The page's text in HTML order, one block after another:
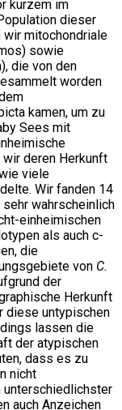
kurzem im
dieser
wir mitochondriale
sowie
die von den
worden
kamen, um zu
Sees mit
deren Herkunft
viele
Wir fanden 14
wahrscheinlich
einheimischen
als auch c-
die
von C.
der
Herkunft
diese untypischen
lassen die
der atypischen
dass es zu
nicht
auch Anzeichen